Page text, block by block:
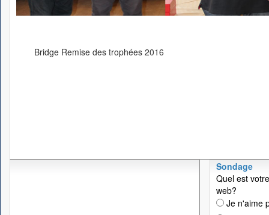
Bridge Remise des trophées 2016
Sondage
Quel est
web?
Je n'aime